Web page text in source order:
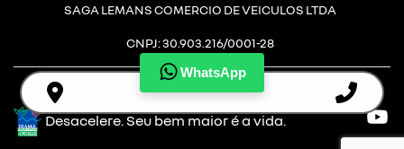
WhatsApp
SAGA LEMANS COMERCIO DE VEICULOS LTDA
CNPJ: 30.903.216/0001-28
Desacelere. Seu bem maior é a vida.